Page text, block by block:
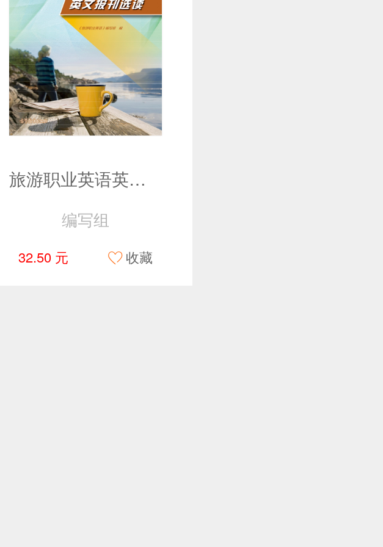
旅游职业英语英文报刊选读
编写组
32.50 元 收藏